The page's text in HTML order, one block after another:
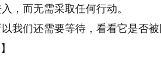
，而无需采取任何行动。
我们还需要等待，看看它是否被